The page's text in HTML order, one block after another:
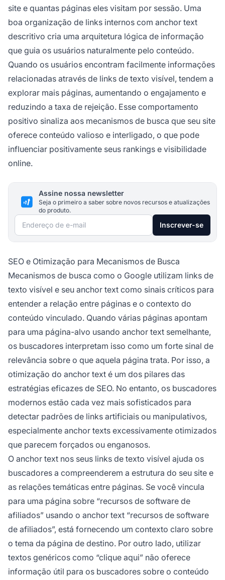
site e quantas páginas eles visitam por sessão. Uma
boa organização de links internos com anchor text
descritivo cria uma arquitetura lógica de informação
que guia os usuários naturalmente pelo conteúdo.
Quando os usuários encontram facilmente informações
relacionadas através de links de texto visível, tendem a
explorar mais páginas, aumentando o engajamento e
reduzindo a taxa de rejeição. Esse comportamento
positivo sinaliza aos mecanismos de busca que seu site
oferece conteúdo valioso e interligado, o que pode
influenciar positivamente seus rankings e visibilidade
online.
Assine nossa newsletter
Seja o primeiro a saber sobre novos recursos e atualizações
do produto.
Endereço de e-mail Inscrever-se
SEO e Otimização para Mecanismos de Busca
Mecanismos de busca como o Google utilizam links de
texto visível e seu anchor text como sinais críticos para
entender a relação entre páginas e o contexto do
conteúdo vinculado. Quando várias páginas apontam
para uma página-alvo usando anchor text semelhante,
os buscadores interpretam isso como um forte sinal de
relevância sobre o que aquela página trata. Por isso, a
otimização do anchor text é um dos pilares das
estratégias eficazes de SEO. No entanto, os buscadores
modernos estão cada vez mais sofisticados para
detectar padrões de links artificiais ou manipulativos,
especialmente anchor texts excessivamente otimizados
que parecem forçados ou enganosos.
O anchor text nos seus links de texto visível ajuda os
buscadores a compreenderem a estrutura do seu site e
as relações temáticas entre páginas. Se você vincula
para uma página sobre “recursos de software de
afiliados” usando o anchor text “recursos de software
de afiliados”, está fornecendo um contexto claro sobre
o tema da página de destino. Por outro lado, utilizar
textos genéricos como “clique aqui” não oferece
informação útil para os buscadores sobre o conteúdo